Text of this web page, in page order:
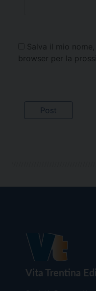
Salva il mio
browser per la
Vita Trentina